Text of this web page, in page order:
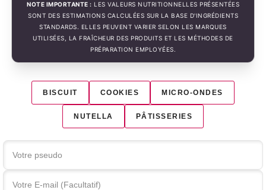
NOTE IMPORTANTE : LES VALEURS NUTRITIONNELLES PRÉSENTÉES
SONT DES ESTIMATIONS CALCULÉES SUR LA BASE D'INGRÉDIENTS
STANDARDS. ELLES PEUVENT VARIER SELON LES MARQUES
UTILISÉES, LA FRAÎCHEUR DES PRODUITS ET LES MÉTHODES DE
PRÉPARATION EMPLOYÉES.
BISCUIT COOKIES MICRO-ONDES
NUTELLA PÂTISSERIES